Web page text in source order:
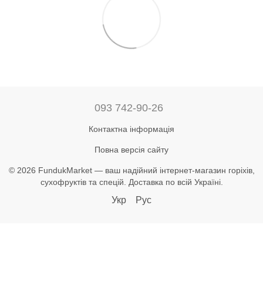
093 742-90-26
Контактна інформація
Повна версія сайту
© 2026 FundukMarket — ваш надійний інтернет-магазин горіхів,
сухофруктів та спецій. Доставка по всій Україні.
Укр Рус